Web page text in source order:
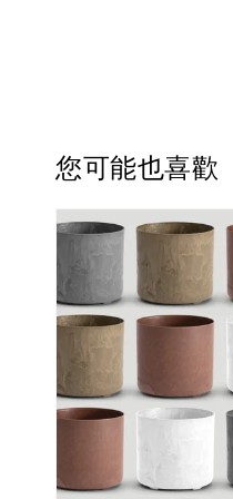
您可能也喜歡